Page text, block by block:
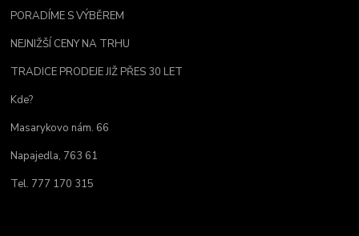
PORADÍME S VÝBĚREM
NEJNIŽŠÍ CENY NA TRHU
TRADICE PRODEJE JIŽ PŘES 30 LET
Kde?
Masarykovo nám. 66
Napajedla, 763 61
Tel. 777 170 315